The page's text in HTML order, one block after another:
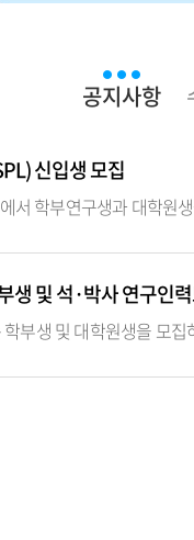
신입생 모집
서 학부연구생과 대학원
생 및 석·박사 연구인
부생 및 대학원생을 모집